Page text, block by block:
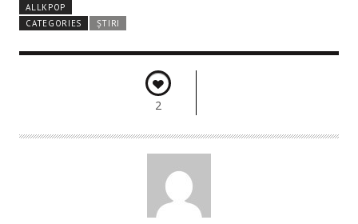
ALLKPOP
CATEGORIES
ȘTIRI
2